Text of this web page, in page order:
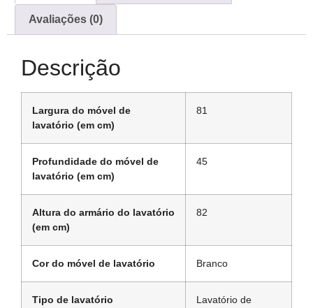
Avaliações (0)
Descrição
Largura do móvel de
lavatório (em cm)
81
Profundidade do móvel de
lavatório (em cm)
45
Altura do armário do lavatório
(em cm)
82
Cor do móvel de lavatório Branco
Tipo de lavatório
Lavatório de